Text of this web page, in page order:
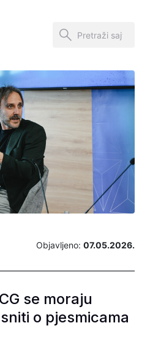
Objavljeno: 07.05.2026.
se moraju
o pjesmicama